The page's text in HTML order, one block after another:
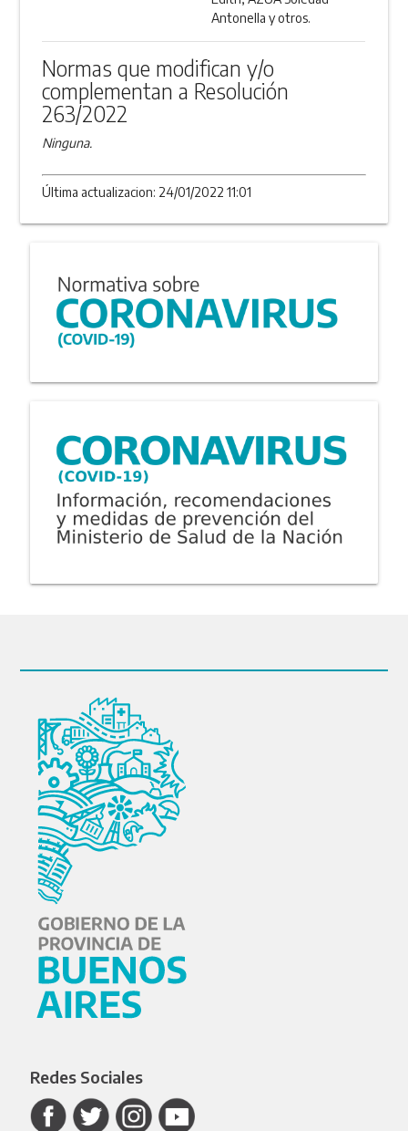
Antonella y otros.
Normas que modifican y/o
complementan a Resolución
263/2022
Ninguna.
Última actualizacion: 24/01/2022 11:01
Redes Sociales